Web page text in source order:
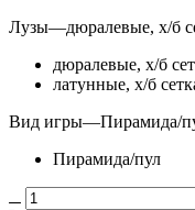
Лузы—дюралевые, х/б
дюралевые, х/б
латунные, х/б
Вид игры—Пирамида/
Пирамида/пул